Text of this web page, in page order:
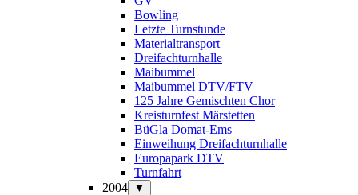
Bowling
Letzte Turnstunde
Materialtransport
Dreifachturnhalle
Maibummel
Maibummel DTV/FTV
125 Jahre Gemischten Chor
Kreisturnfest Märstetten
BüGla Domat-Ems
Einweihung Dreifachturnhalle
Europapark DTV
Turnfahrt
2004
▼